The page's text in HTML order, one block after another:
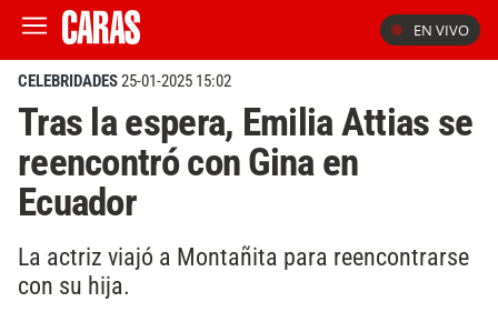
EN VIVO
CELEBRIDADES25-01-2025 15:02
Tras la espera, Emilia Attias se
reencontró con Gina en
Ecuador
La actriz viajó a Montañita para reencontrarse
con su hija.